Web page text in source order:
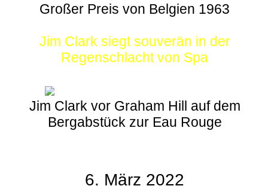
Großer Preis von Belgien 1963
Jim Clark siegt souverän in der
Regenschlacht von Spa
Jim Clark vor Graham Hill auf dem
Bergabstück zur Eau Rouge
6. März 2022